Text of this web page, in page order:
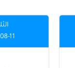
11